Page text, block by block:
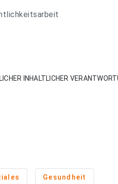
INHALTLICHER
Gesundheit